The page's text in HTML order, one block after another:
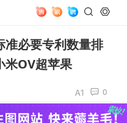
准必要专利数量排
米OV超苹果
0